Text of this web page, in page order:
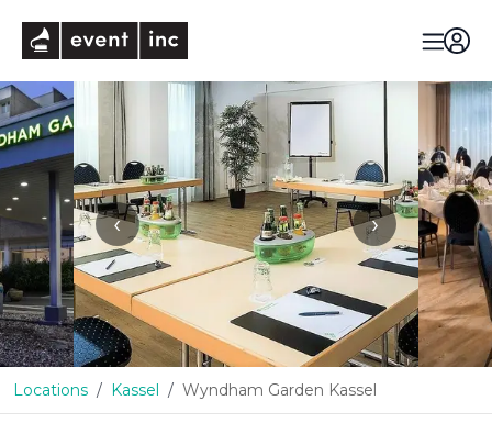
‹ ›
Locations Kassel Wyndham Garden Kassel